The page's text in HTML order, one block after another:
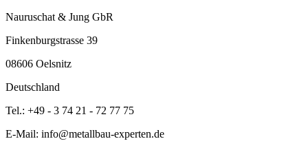
Nauruschat & Jung GbR
Finkenburgstrasse 39
08606 Oelsnitz
Deutschland
Tel.: +49 - 3 74 21 - 72 77 75
E-Mail: info@metallbau-experten.de